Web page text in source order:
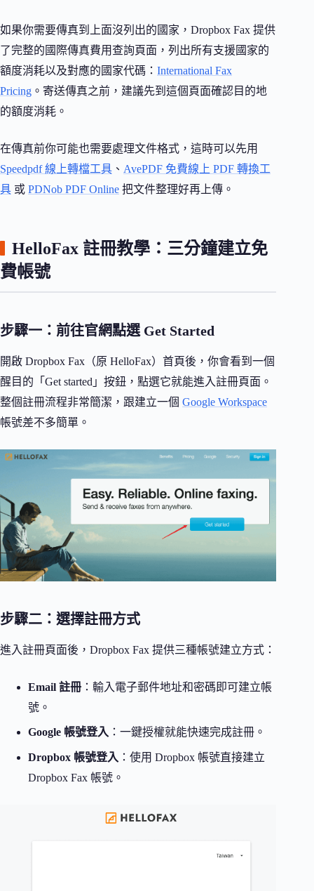
如果你需要傳真到上面沒列出的國家，Dropbox Fax 提供
了完整的國際傳真費用查詢頁面，列出所有支援國家的
額度消耗以及對應的國家代碼： International Fax
Pricing 。寄送傳真之前，建議先到這個頁面確認目的地
的額度消耗。
在傳真前你可能也需要處理文件格式，這時可以先用
Speedpdf 線上轉檔工具 、 AvePDF 免費線上 PDF 轉換工
具 或 PDNob PDF Online 把文件整理好再上傳。
HelloFax 註冊教學：三分鐘建立免
費帳號
步驟一：前往官網點選 Get Started
開啟 Dropbox Fax（原 HelloFax）首頁後，你會看到一個
醒目的「Get started」按鈕，點選它就能進入註冊頁面。
整個註冊流程非常簡潔，跟建立一個 Google Workspace
帳號差不多簡單。
步驟二：選擇註冊方式
進入註冊頁面後，Dropbox Fax 提供三種帳號建立方式：
Email 註冊 ：輸入電子郵件地址和密碼即可建立帳
號。
Google 帳號登入 ：一鍵授權就能快速完成註冊。
Dropbox 帳號登入 ：使用 Dropbox 帳號直接建立
Dropbox Fax 帳號。